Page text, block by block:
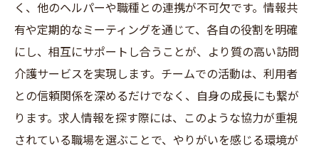
く、他のヘルパーや職種との連携が不可欠です。情報共
有や定期的なミーティングを通じて、各自の役割を明確
にし、相互にサポートし合うことが、より質の高い訪問
介護サービスを実現します。チームでの活動は、利用者
との信頼関係を深めるだけでなく、自身の成長にも繋が
ります。求人情報を探す際には、このような協力が重視
されている職場を選ぶことで、やりがいを感じる環境が